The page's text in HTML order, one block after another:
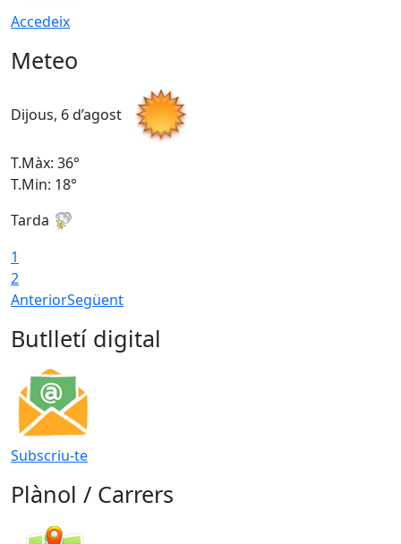
Accedeix
Meteo
Dijous, 6 d’agost
T.Màx: 36°
T.Min: 18°
Tarda
1
2
AnteriorSegüent
Butlletí digital
Subscriu-te
Plànol / Carrers